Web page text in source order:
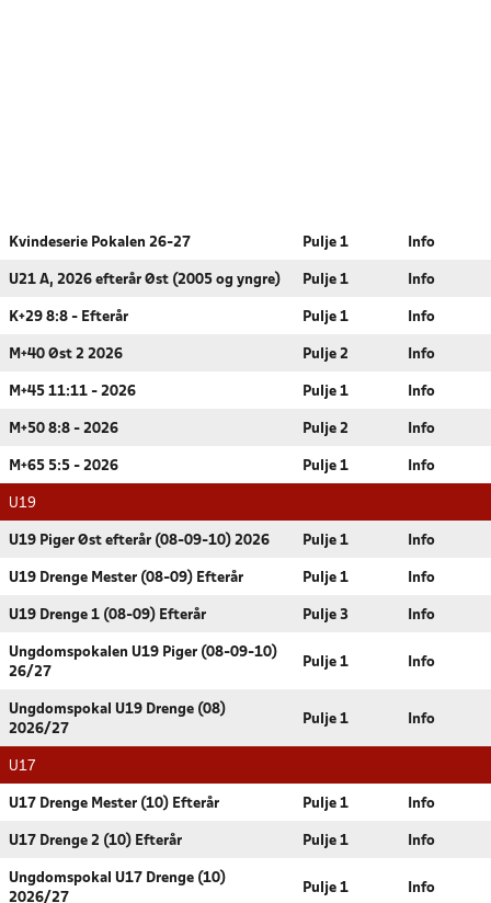
Kvindeserie Pokalen 26-27 Pulje 1 Info
U21 A, 2026 efterår Øst (2005 og yngre) Pulje 1 Info
K+29 8:8 - Efterår Pulje 1 Info
M+40 Øst 2 2026 Pulje 2 Info
M+45 11:11 - 2026 Pulje 1 Info
M+50 8:8 - 2026 Pulje 2 Info
M+65 5:5 - 2026 Pulje 1 Info
U19
U19 Piger Øst efterår (08-09-10) 2026 Pulje 1 Info
U19 Drenge Mester (08-09) Efterår Pulje 1 Info
U19 Drenge 1 (08-09) Efterår Pulje 3 Info
Ungdomspokalen U19 Piger (08-09-10)
26/27
Pulje 1 Info
Ungdomspokal U19 Drenge (08)
2026/27
Pulje 1 Info
U17
U17 Drenge Mester (10) Efterår Pulje 1 Info
U17 Drenge 2 (10) Efterår Pulje 1 Info
Ungdomspokal U17 Drenge (10)
2026/27
Pulje 1 Info